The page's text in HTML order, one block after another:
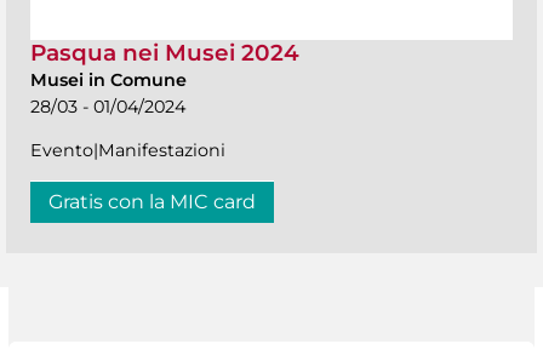
Pasqua nei Musei 2024
Musei in Comune
28/03 - 01/04/2024
Evento|Manifestazioni
Gratis con la MIC card